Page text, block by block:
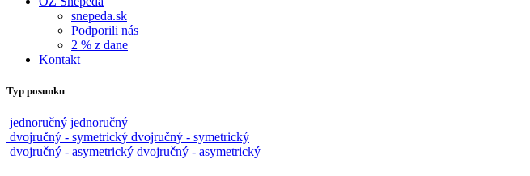
snepeda.sk
Podporili nás
2 % z dane
Kontakt
Typ posunku
jednoručný jednoručný
dvojručný - symetrický dvojručný - symetrický
dvojručný - asymetrický dvojručný - asymetrický